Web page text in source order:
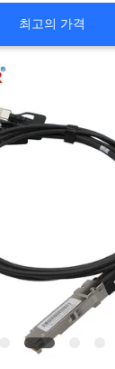
최고의 가격